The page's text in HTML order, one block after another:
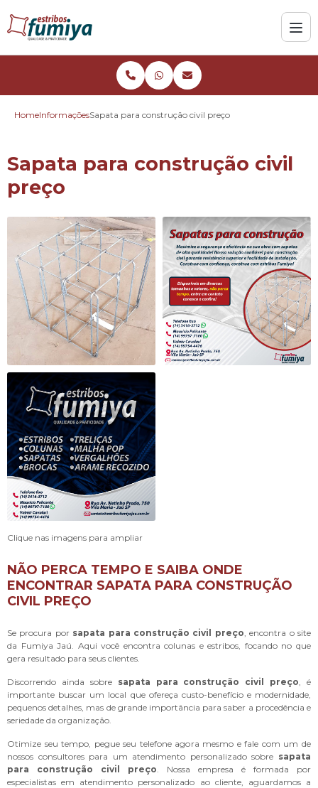
HomeInformaçõesSapata para construção civil preço
Sapata para construção civil
preço
Clique nas imagens para ampliar
NÃO PERCA TEMPO E SAIBA ONDE
ENCONTRAR SAPATA PARA CONSTRUÇÃO
CIVIL PREÇO
Se procura por sapata para construção civil preço , encontra o site
da Fumiya Jaú. Aqui você encontra colunas e estribos, focando no que
gera resultado para seus clientes.
Discorrendo ainda sobre sapata para construção civil preço , é
importante buscar um local que ofereça custo-benefício e modernidade,
pequenos detalhes, mas de grande importância para saber a procedência e
seriedade da organização.
Otimize seu tempo, pegue seu telefone agora mesmo e fale com um de
nossos consultores para um atendimento personalizado sobre sapata
para construção civil preço . Nossa empresa é formada por
especialistas em atendimento personalizado ao cliente, aguardamos a